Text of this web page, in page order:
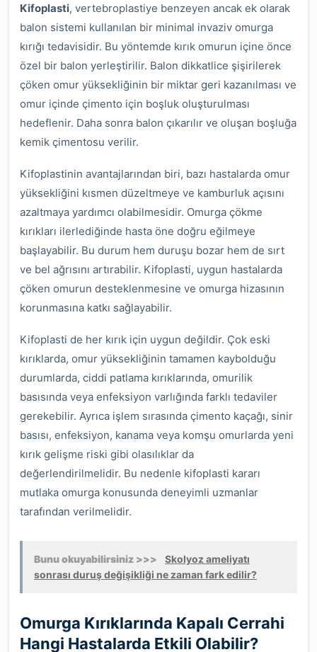
Kifoplasti, vertebroplastiye benzeyen ancak ek olarak
balon sistemi kullanılan bir minimal invaziv omurga
kırığı tedavisidir. Bu yöntemde kırık omurun içine önce
özel bir balon yerleştirilir. Balon dikkatlice şişirilerek
çöken omur yüksekliğinin bir miktar geri kazanılması ve
omur içinde çimento için boşluk oluşturulması
hedeflenir. Daha sonra balon çıkarılır ve oluşan boşluğa
kemik çimentosu verilir.
Kifoplastinin avantajlarından biri, bazı hastalarda omur
yüksekliğini kısmen düzeltmeye ve kamburluk açısını
azaltmaya yardımcı olabilmesidir. Omurga çökme
kırıkları ilerlediğinde hasta öne doğru eğilmeye
başlayabilir. Bu durum hem duruşu bozar hem de sırt
ve bel ağrısını artırabilir. Kifoplasti, uygun hastalarda
çöken omurun desteklenmesine ve omurga hizasının
korunmasına katkı sağlayabilir.
Kifoplasti de her kırık için uygun değildir. Çok eski
kırıklarda, omur yüksekliğinin tamamen kaybolduğu
durumlarda, ciddi patlama kırıklarında, omurilik
basısında veya enfeksiyon varlığında farklı tedaviler
gerekebilir. Ayrıca işlem sırasında çimento kaçağı, sinir
basısı, enfeksiyon, kanama veya komşu omurlarda yeni
kırık gelişme riski gibi olasılıklar da
değerlendirilmelidir. Bu nedenle kifoplasti kararı
mutlaka omurga konusunda deneyimli uzmanlar
tarafından verilmelidir.
Bunu okuyabilirsiniz >>>
Skolyoz ameliyatı
sonrası duruş değişikliği ne zaman fark edilir?
Omurga Kırıklarında Kapalı Cerrahi
Hangi Hastalarda Etkili Olabilir?